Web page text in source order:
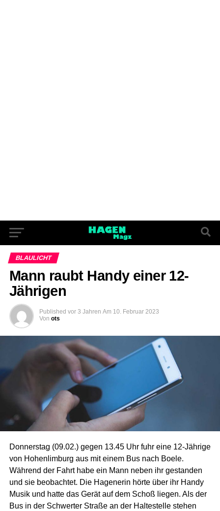
BLAULICHT
Mann raubt Handy einer 12-
Jährigen
Published vor 3 Jahren Am 10. Februar 2023
Von ots
Donnerstag (09.02.) gegen 13.45 Uhr fuhr eine 12-Jährige
von Hohenlimburg aus mit einem Bus nach Boele.
Während der Fahrt habe ein Mann neben ihr gestanden
und sie beobachtet. Die Hagenerin hörte über ihr Handy
Musik und hatte das Gerät auf dem Schoß liegen. Als der
Bus in der Schwerter Straße an der Haltestelle stehen